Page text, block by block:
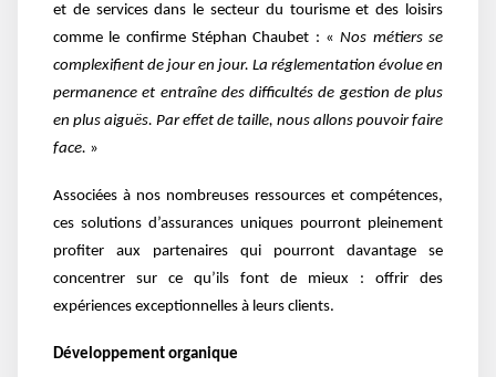
et de services dans le secteur du tourisme et des loisirs
comme le confirme Stéphan Chaubet : «Nos métiers se
complexifient de jour en jour. La réglementation évolue en
permanence et entraîne des difficultés de gestion de plus
en plus aiguës. Par effet de taille, nous allons pouvoir faire
face. »
Associées à nos nombreuses ressources et compétences,
ces solutions d’assurances uniques pourront pleinement
profiter aux partenaires qui pourront davantage se
concentrer sur ce qu’ils font de mieux : offrir des
expériences exceptionnelles à leurs clients.
Développement organique